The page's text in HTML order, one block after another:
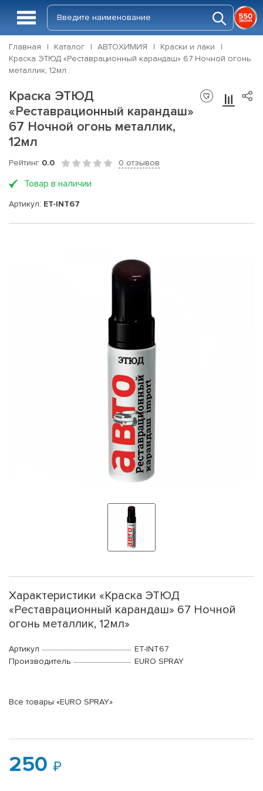
Главная Каталог АВТОХИМИЯ
Краски и лаки
Краска ЭТЮД «Реставрационный карандаш» 67 Ночной огонь
металлик, 12мл
Краска ЭТЮД
«Реставрационный карандаш»
67 Ночной огонь металлик,
12мл
Рейтинг 0.0 0 отзывов
Товар в наличии
Артикул: ET-INT67
Характеристики «Краска ЭТЮД
«Реставрационный карандаш» 67 Ночной
огонь металлик, 12мл»
Артикул
ET-INT67
Производитель
EURO SPRAY
Все товары «EURO SPRAY»
250